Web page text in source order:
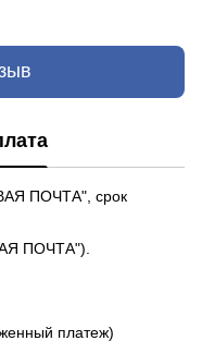
ПОЧТА", срок
ПОЧТА").
платеж)